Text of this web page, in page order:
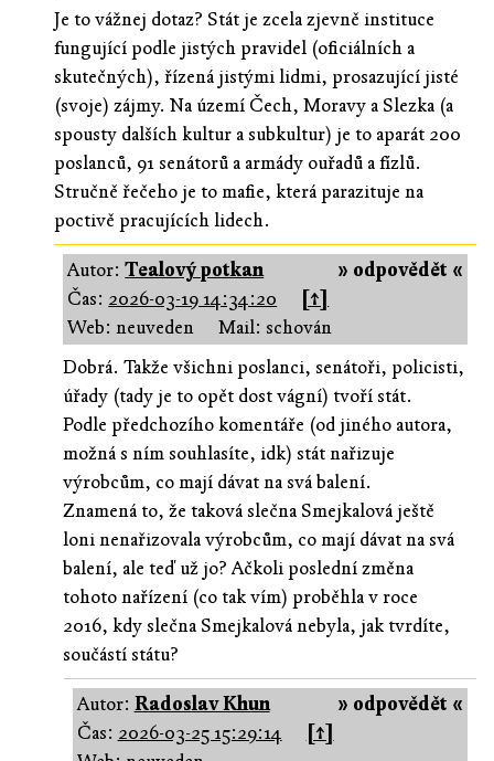
Je to vážnej dotaz? Stát je zcela zjevně instituce
fungující podle jistých pravidel (oficiálních a
skutečných), řízená jistými lidmi, prosazující jisté
(svoje) zájmy. Na území Čech, Moravy a Slezka (a
spousty dalších kultur a subkultur) je to aparát 200
poslanců, 91 senátorů a armády ouřadů a fízlů.
Stručně řečeho je to mafie, která parazituje na
poctivě pracujících lidech.
» odpovědět «
Autor:Tealový potkan
Čas: 2026-03-19 14:34:20
[↑]
Web: neuveden
Mail: schován
Dobrá. Takže všichni poslanci, senátoři, policisti,
úřady (tady je to opět dost vágní) tvoří stát.
Podle předchozího komentáře (od jiného autora,
možná s ním souhlasíte, idk) stát nařizuje
výrobcům, co mají dávat na svá balení.
Znamená to, že taková slečna Smejkalová ještě
loni nenařizovala výrobcům, co mají dávat na svá
balení, ale teď už jo? Ačkoli poslední změna
tohoto nařízení (co tak vím) proběhla v roce
2016, kdy slečna Smejkalová nebyla, jak tvrdíte,
součástí státu?
» odpovědět «
Autor: Radoslav Khun
Čas: 2026-03-25 15:29:14
[↑]